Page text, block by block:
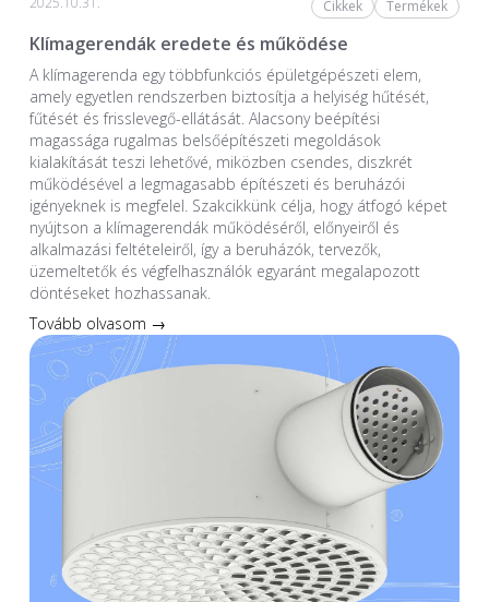
Cikkek Termékek
Klímagerendák eredete és működése
A klímagerenda egy többfunkciós épületgépészeti elem,
amely egyetlen rendszerben biztosítja a helyiség hűtését,
fűtését és frisslevegő-ellátását. Alacsony beépítési
magassága rugalmas belsőépítészeti megoldások
kialakítását teszi lehetővé, miközben csendes, diszkrét
működésével a legmagasabb építészeti és beruházói
igényeknek is megfelel. Szakcikkünk célja, hogy átfogó képet
nyújtson a klímagerendák működéséről, előnyeiről és
alkalmazási feltételeiről, így a beruházók, tervezők,
üzemeltetők és végfelhasználók egyaránt megalapozott
döntéseket hozhassanak.
Tovább olvasom →